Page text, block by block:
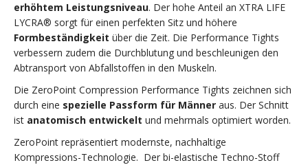
erhöhtem Leistungsniveau. Der hohe Anteil an XTRA LIFE
LYCRA® sorgt für einen perfekten Sitz und höhere
Formbeständigkeit über die Zeit. Die Performance Tights
verbessern zudem die Durchblutung und beschleunigen den
Abtransport von Abfallstoffen in den Muskeln.
Die ZeroPoint Compression Performance Tights zeichnen sich
durch eine spezielle Passform für Männer aus. Der Schnitt
ist anatomisch entwickelt und mehrmals optimiert worden.
ZeroPoint repräsentiert modernste, nachhaltige
Kompressions-Technologie. Der bi-elastische Techno-Stoff